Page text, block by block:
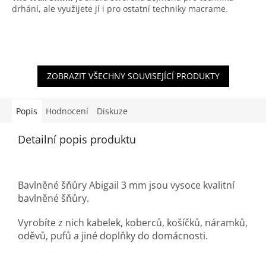
drhání, ale využijete jí i pro ostatní techniky macrame.
ZOBRAZIT VŠECHNY SOUVISEJÍCÍ PRODUKTY
Popis Hodnocení Diskuze
Detailní popis produktu
Bavlněné šňůry Abigail 3 mm jsou vysoce kvalitní
bavlněné šňůry.
Vyrobíte z nich kabelek, koberců, košíčků, náramků,
oděvů, pufů a jiné doplňky do domácnosti.